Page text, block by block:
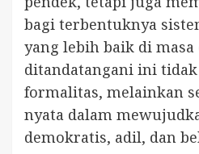
bagi terbentuknya
yang lebih baik di masa
ditandatangani ini tidak
formalitas, melainkan
nyata dalam
demokratis, adil, dan